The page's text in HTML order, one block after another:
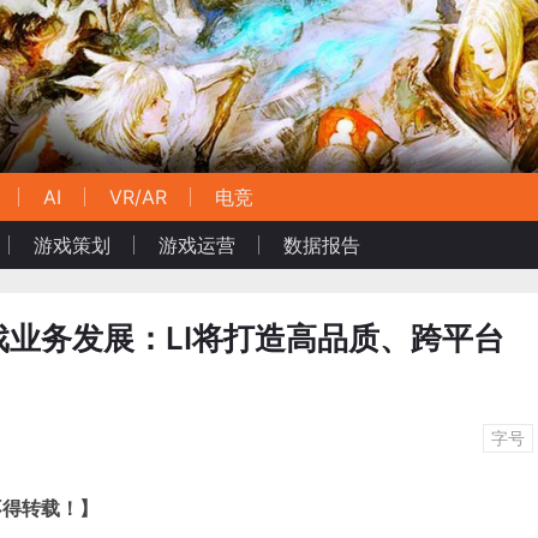
AI VR/AR
电竞
游戏策划
游戏运营 数据报告
务发展：LI将打造高品质、跨平台
字号
转载！】